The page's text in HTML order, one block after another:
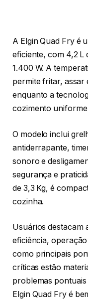
A Elgin Quad Fry é
eficiente, com 4,2 L
1.400 W. A
permite fritar, assar
enquanto a
cozimento
O modelo inclui
antiderrapante,
sonoro e
segurança e
de 3,3 Kg, é
cozinha.
Usuários destacam
eficiência,
como principais
críticas estão
problemas
Elgin Quad Fry é